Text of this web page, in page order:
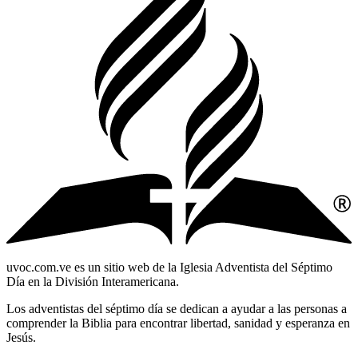
uvoc.com.ve es un sitio web de la Iglesia Adventista del Séptimo
Día en la División Interamericana.
Los adventistas del séptimo día se dedican a ayudar a las personas a
comprender la Biblia para encontrar libertad, sanidad y esperanza en
Jesús.